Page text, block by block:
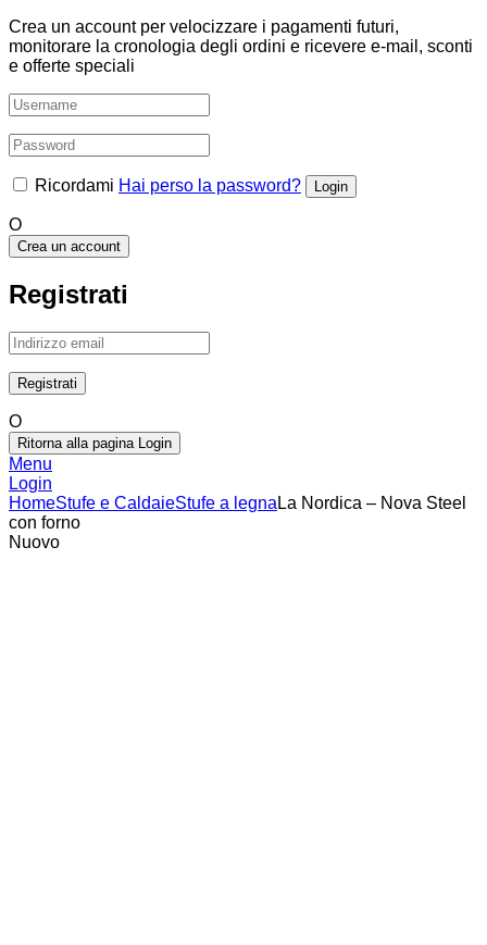
Crea un account per velocizzare i pagamenti futuri,
monitorare la cronologia degli ordini e ricevere e-mail, sconti
e offerte speciali
Ricordami Hai perso la password?
O
Crea un account
Registrati
O
Ritorna alla pagina Login
Menu
Login
HomeStufe e CaldaieStufe a legna La Nordica – Nova Steel
con forno
Nuovo